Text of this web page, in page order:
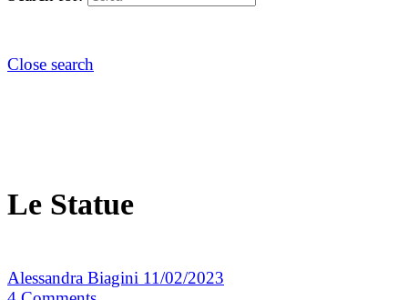
Close search
Le Statue
Alessandra Biagini 11/02/2023